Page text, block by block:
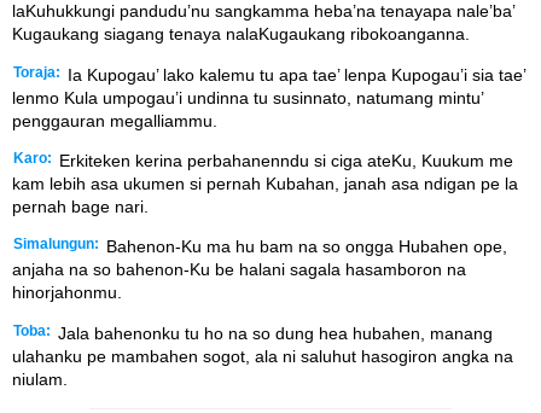
laKuhukkungi pandudu’nu sangkamma heba’na tenayapa nale’ba’
Kugaukang siagang tenaya nalaKugaukang ribokoanganna.
Toraja:
Ia Kupogau’ lako kalemu tu apa tae’ lenpa Kupogau’i sia tae’
lenmo Kula umpogau’i undinna tu susinnato, natumang mintu’
penggauran megalliammu.
Karo:
Erkiteken kerina perbahanenndu si ciga ateKu, Kuukum me
kam lebih asa ukumen si pernah Kubahan, janah asa ndigan pe la
pernah bage nari.
Simalungun:
Bahenon-Ku ma hu bam na so ongga Hubahen ope,
anjaha na so bahenon-Ku be halani sagala hasamboron na
hinorjahonmu.
Toba: Jala bahenonku tu ho na so dung hea hubahen, manang
ulahanku pe mambahen sogot, ala ni saluhut hasogiron angka na
niulam.